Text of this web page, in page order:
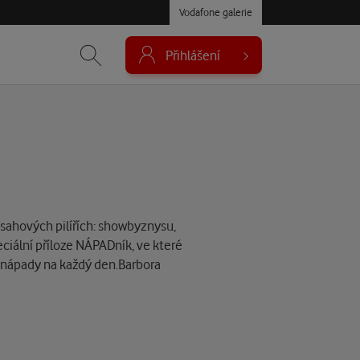
Vodafone galerie
Přihlášení
pilířích: showbyznysu,
příloze NÁPADník, ve které
na každý den.Barbora